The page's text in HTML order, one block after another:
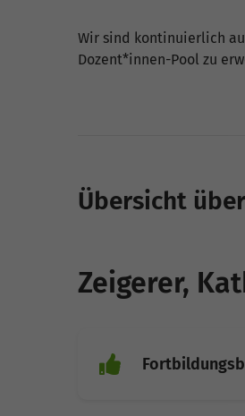
Wir sind kontinuierlich
Dozent*innen-Pool zu
Übersicht
Zeigerer,